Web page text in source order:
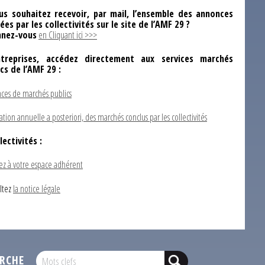
souhaitez recevoir, par mail, l’ensemble des annonces
par les collectivités sur le site de l’AMF 29 ?
vousen Cliquant ici >>>
accédez directement aux services marchés
de l’AMF 29 :
de marchés publics
annuelle a posteriori, des marchés conclus par les collectivités
:
à votre espace adhérent
la notice légale